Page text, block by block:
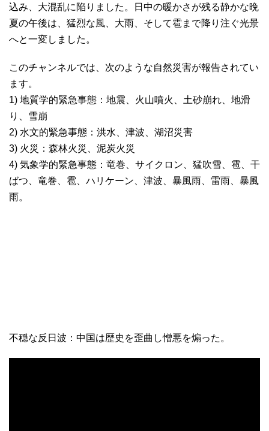
込み、大混乱に陥りました。日中の暖かさが残る静かな晩
夏の午後は、猛烈な風、大雨、そして雹まで降り注ぐ光景
へと一変しました。
このチャンネルでは、次のような自然災害が報告されてい
ます。
1) 地質学的緊急事態：地震、火山噴火、土砂崩れ、地滑
り、雪崩
2) 水文的緊急事態：洪水、津波、湖沼災害
3) 火災：森林火災、泥炭火災
4) 気象学的緊急事態：竜巻、サイクロン、猛吹雪、雹、干
ばつ、竜巻、雹、ハリケーン、津波、暴風雨、雷雨、暴風
雨。
不穏な反日波：中国は歴史を歪曲し憎悪を煽った。